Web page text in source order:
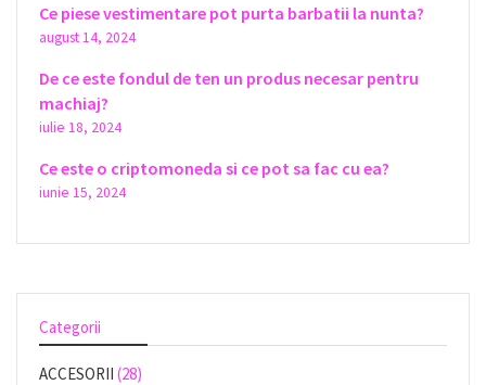
Ce piese vestimentare pot purta barbatii la nunta?
august 14, 2024
De ce este fondul de ten un produs necesar pentru
machiaj?
iulie 18, 2024
Ce este o criptomoneda si ce pot sa fac cu ea?
iunie 15, 2024
Categorii
ACCESORII (28)